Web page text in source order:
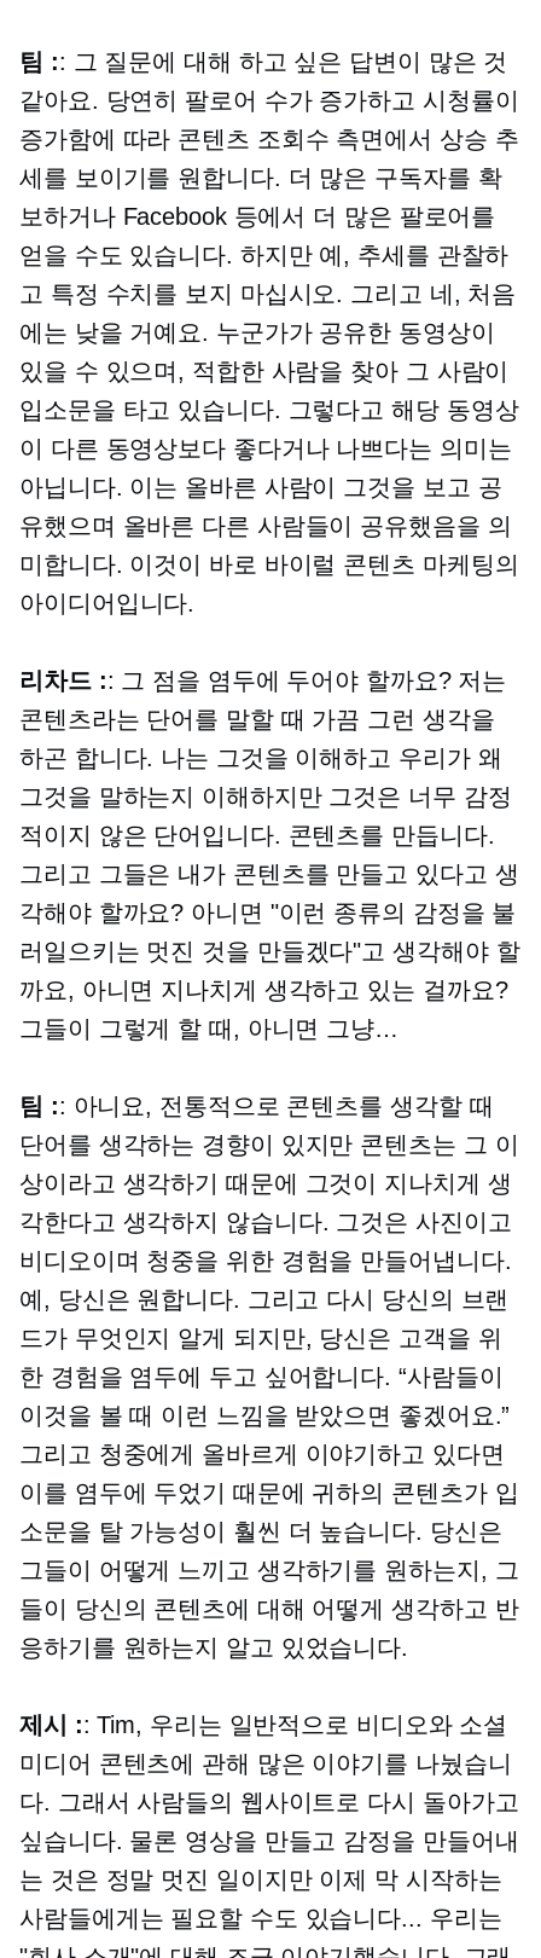
팀 :: 그 질문에 대해 하고 싶은 답변이 많은 것
같아요. 당연히 팔로어 수가 증가하고 시청률이
증가함에 따라 콘텐츠 조회수 측면에서 상승 추
세를 보이기를 원합니다. 더 많은 구독자를 확
보하거나 Facebook 등에서 더 많은 팔로어를
얻을 수도 있습니다. 하지만 예, 추세를 관찰하
고 특정 수치를 보지 마십시오. 그리고 네, 처음
에는 낮을 거예요. 누군가가 공유한 동영상이
있을 수 있으며, 적합한 사람을 찾아 그 사람이
입소문을 타고 있습니다. 그렇다고 해당 동영상
이 다른 동영상보다 좋다거나 나쁘다는 의미는
아닙니다. 이는 올바른 사람이 그것을 보고 공
유했으며 올바른 다른 사람들이 공유했음을 의
미합니다. 이것이 바로 바이럴 콘텐츠 마케팅의
아이디어입니다.
리차드 :: 그 점을 염두에 두어야 할까요? 저는
콘텐츠라는 단어를 말할 때 가끔 그런 생각을
하곤 합니다. 나는 그것을 이해하고 우리가 왜
그것을 말하는지 이해하지만 그것은 너무 감정
적이지 않은 단어입니다. 콘텐츠를 만듭니다.
그리고 그들은 내가 콘텐츠를 만들고 있다고 생
각해야 할까요? 아니면 "이런 종류의 감정을 불
러일으키는 멋진 것을 만들겠다"고 생각해야 할
까요, 아니면 지나치게 생각하고 있는 걸까요?
그들이 그렇게 할 때, 아니면 그냥…
팀 :: 아니요, 전통적으로 콘텐츠를 생각할 때
단어를 생각하는 경향이 있지만 콘텐츠는 그 이
상이라고 생각하기 때문에 그것이 지나치게 생
각한다고 생각하지 않습니다. 그것은 사진이고
비디오이며 청중을 위한 경험을 만들어냅니다.
예, 당신은 원합니다. 그리고 다시 당신의 브랜
드가 무엇인지 알게 되지만, 당신은 고객을 위
한 경험을 염두에 두고 싶어합니다. “사람들이
이것을 볼 때 이런 느낌을 받았으면 좋겠어요.”
그리고 청중에게 올바르게 이야기하고 있다면
이를 염두에 두었기 때문에 귀하의 콘텐츠가 입
소문을 탈 가능성이 훨씬 더 높습니다. 당신은
그들이 어떻게 느끼고 생각하기를 원하는지, 그
들이 당신의 콘텐츠에 대해 어떻게 생각하고 반
응하기를 원하는지 알고 있었습니다.
제시 :: Tim, 우리는 일반적으로 비디오와 소셜
미디어 콘텐츠에 관해 많은 이야기를 나눴습니
다. 그래서 사람들의 웹사이트로 다시 돌아가고
싶습니다. 물론 영상을 만들고 감정을 만들어내
는 것은 정말 멋진 일이지만 이제 막 시작하는
사람들에게는 필요할 수도 있습니다... 우리는